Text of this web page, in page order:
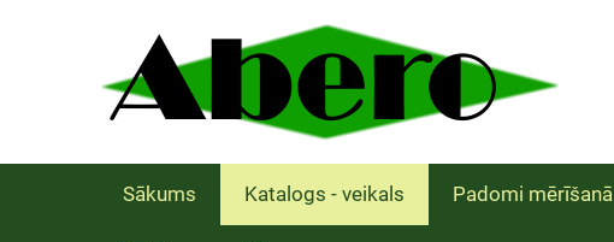
Sākums Katalogs - veikals Padomi mērīšanā